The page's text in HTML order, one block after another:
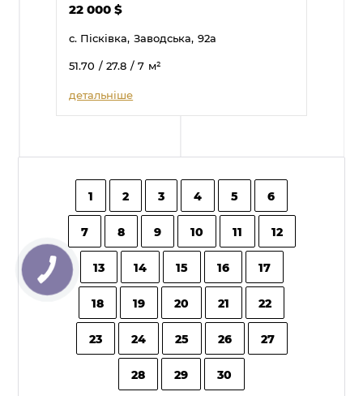
22 000$
с. Пісківка, Заводська, 92а
51.70 / 27.8 / 7 м²
детальніше
1 2 3 4 5 6
7 8 9 10 11 12
13 14 15 16 17
18 19 20 21 22
23 24 25 26 27
28 29 30